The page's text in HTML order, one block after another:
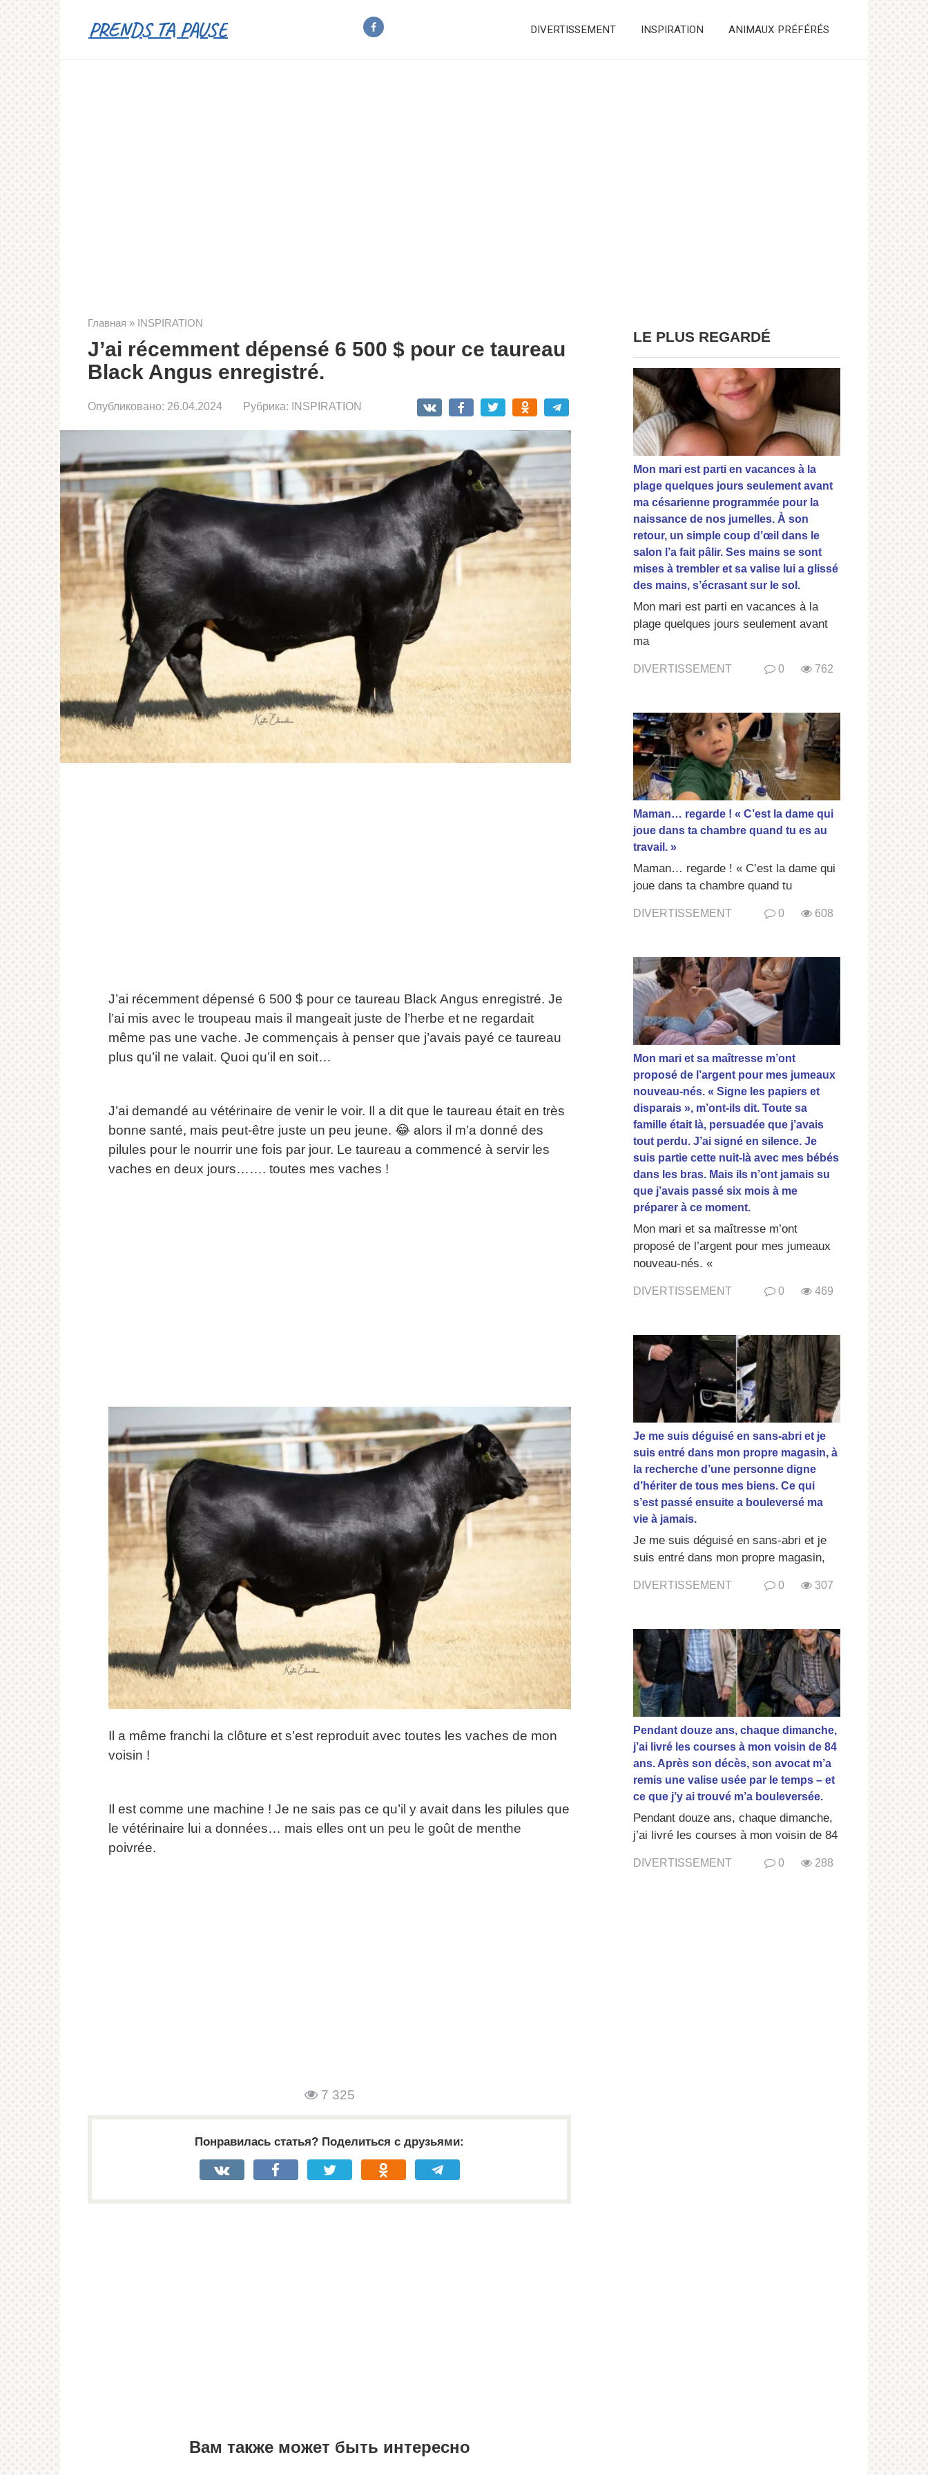
PRENDS TA PAUSE DIVERTISSEMENT INSPIRATION ANIMAUX PRÉFÉRÉS
Главная » INSPIRATION
J’ai récemment dépensé 6 500 $ pour ce taureau
Black Angus enregistré.
Опубликовано: 26.04.2024 Рубрика: INSPIRATION
J’ai récemment dépensé 6 500 $ pour ce taureau Black Angus enregistré. Je
l’ai mis avec le troupeau mais il mangeait juste de l’herbe et ne regardait
même pas une vache. Je commençais à penser que j’avais payé ce taureau
plus qu’il ne valait. Quoi qu’il en soit…
J’ai demandé au vétérinaire de venir le voir. Il a dit que le taureau était en très
bonne santé, mais peut-être juste un peu jeune. 😂 alors il m’a donné des
pilules pour le nourrir une fois par jour. Le taureau a commencé à servir les
vaches en deux jours……. toutes mes vaches !
Il a même franchi la clôture et s’est reproduit avec toutes les vaches de mon
voisin !
Il est comme une machine ! Je ne sais pas ce qu’il y avait dans les pilules que
le vétérinaire lui a données… mais elles ont un peu le goût de menthe
poivrée.
7 325
Понравилась статья? Поделиться с друзьями:
Вам также может быть интересно
LE PLUS REGARDÉ
Mon mari est parti en vacances à la
plage quelques jours seulement avant
ma césarienne programmée pour la
naissance de nos jumelles. À son
retour, un simple coup d’œil dans le
salon l’a fait pâlir. Ses mains se sont
mises à trembler et sa valise lui a glissé
des mains, s’écrasant sur le sol.
Mon mari est parti en vacances à la
plage quelques jours seulement avant
ma
DIVERTISSEMENT 0 762
Maman… regarde ! « C’est la dame qui
joue dans ta chambre quand tu es au
travail. »
Maman… regarde ! « C’est la dame qui
joue dans ta chambre quand tu
DIVERTISSEMENT 0 608
Mon mari et sa maîtresse m’ont
proposé de l’argent pour mes jumeaux
nouveau-nés. « Signe les papiers et
disparais », m’ont-ils dit. Toute sa
famille était là, persuadée que j’avais
tout perdu. J’ai signé en silence. Je
suis partie cette nuit-là avec mes bébés
dans les bras. Mais ils n’ont jamais su
que j’avais passé six mois à me
préparer à ce moment.
Mon mari et sa maîtresse m’ont
proposé de l’argent pour mes jumeaux
nouveau-nés. «
DIVERTISSEMENT 0 469
Je me suis déguisé en sans-abri et je
suis entré dans mon propre magasin, à
la recherche d’une personne digne
d’hériter de tous mes biens. Ce qui
s’est passé ensuite a bouleversé ma
vie à jamais.
Je me suis déguisé en sans-abri et je
suis entré dans mon propre magasin,
DIVERTISSEMENT 0 307
Pendant douze ans, chaque dimanche,
j’ai livré les courses à mon voisin de 84
ans. Après son décès, son avocat m’a
remis une valise usée par le temps – et
ce que j’y ai trouvé m’a bouleversée.
Pendant douze ans, chaque dimanche,
j’ai livré les courses à mon voisin de 84
DIVERTISSEMENT 0 288